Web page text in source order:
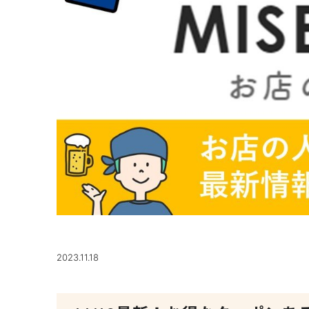
2023.11.18